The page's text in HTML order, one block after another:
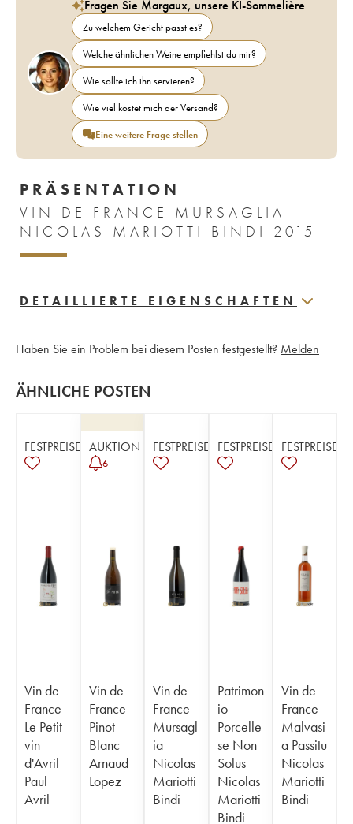
Fragen Sie Margaux, unsere KI-Sommelière
Zu welchem Gericht passt es?
Welche ähnlichen Weine empfiehlst du mir?
Wie sollte ich ihn servieren?
Wie viel kostet mich der Versand?
Eine weitere Frage stellen
PRÄSENTATION
VIN DE FRANCE MURSAGLIA
NICOLAS MARIOTTI BINDI 2015
DETAILLIERTE EIGENSCHAFTEN
Haben Sie ein Problem bei diesem Posten festgestellt? Melden
ÄHNLICHE POSTEN
FESTPREISE
Vin de
France
Le Petit
vin
d'Avril
Paul
Avril
AUKTION
6
Vin de
France
Pinot
Blanc
Arnaud
Lopez
FESTPREISE
Vin de
France
Mursagl
ia
Nicolas
Mariotti
Bindi
FESTPREISE
Patrimon
io
Porcelle
se Non
Solus
Nicolas
Mariotti
Bindi
FESTPREISE
Vin de
France
Malvasi
a Passitu
Nicolas
Mariotti
Bindi